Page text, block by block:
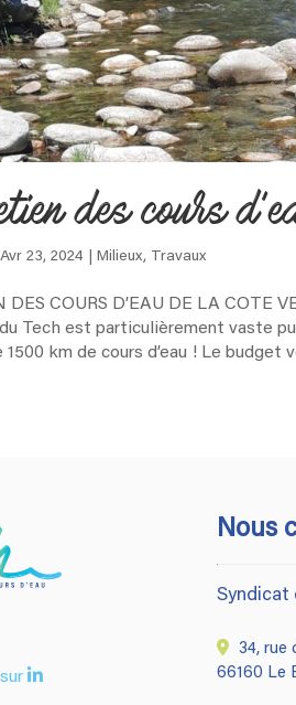
des cours
Avr 23, 2024 |Milieux, Travaux
DES COURS D’EAU DE LA COTE
Tech est particulièrement vaste
1500 km de cours d’eau ! Le budget
sur
Nous
Syndicat
34, rue
66160 Le